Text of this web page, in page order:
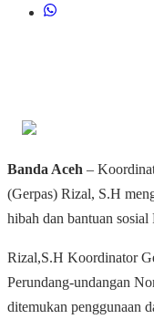
Banda Aceh –
(Gerpas) Rizal, S.H
hibah dan bantuan
Rizal,S.H Koordinator
Perundang-undangan
ditemukan penggunaan